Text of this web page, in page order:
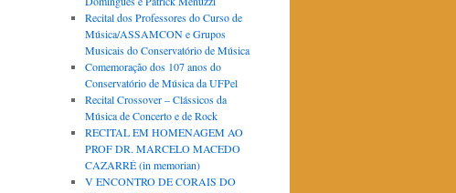
Recital dos Professores do Curso de
Música/ASSAMCON e Grupos
Musicais do Conservatório de Música
Comemoração dos 107 anos do
Conservatório de Música da UFPel
Recital Crossover – Clássicos da
Música de Concerto e de Rock
RECITAL EM HOMENAGEM AO
PROF DR. MARCELO MACEDO
CAZARRÉ (in memorian)
V ENCONTRO DE CORAIS DO